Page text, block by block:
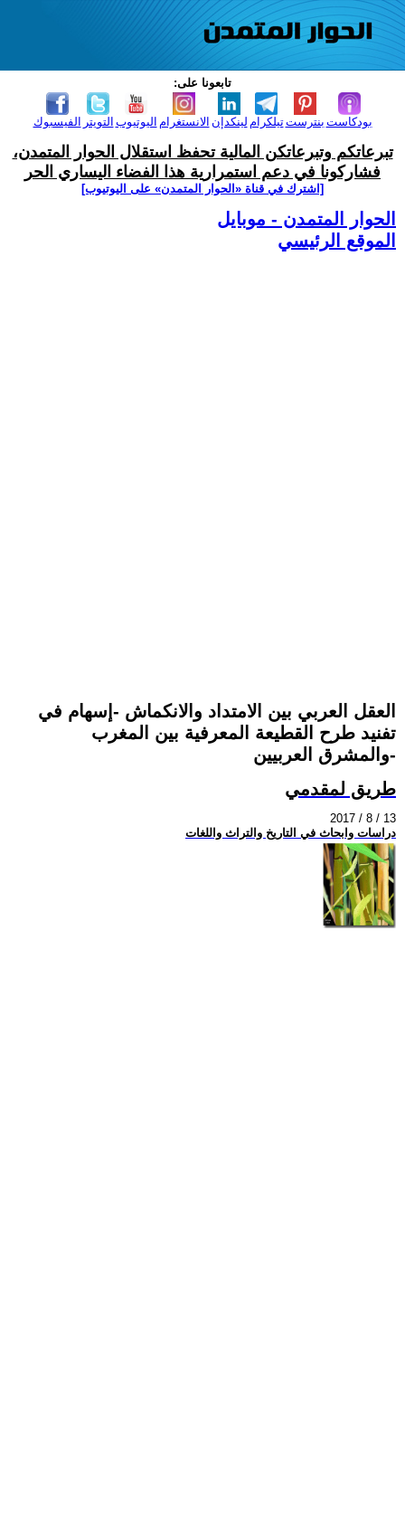
تابعونا على:
الفيسبوك التويتر اليوتيوب الانستغرام لينكدإن تيلكرامبنترست بودكاست
تبرعاتكم وتبرعاتكن المالية تحفظ استقلال الحوار المتمدن،
فشاركونا في دعم استمرارية هذا الفضاء اليساري الحر
[اشترك في قناة ‫«الحوار المتمدن» على اليوتيوب]
الحوار المتمدن - موبايل
الموقع الرئيسي
العقل العربي بين الامتداد والانكماش -إسهام في
تفنيد طرح القطيعة المعرفية بين المغرب
والمشرق العربيين-
طريق لمقدمي
2017 / 8 / 13
دراسات وابحاث في التاريخ والتراث واللغات